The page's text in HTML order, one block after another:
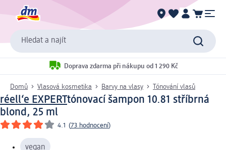
Hledat a najít
Doprava zdarma při nákupu od 1 290 Kč
Domů Vlasová kosmetika Barvy na vlasy Tónování vlasů
réell‘e EXPERTtónovací šampon 10.81 stříbrná
blond, 25 ml
4.1 (73 hodnocení)
vegan